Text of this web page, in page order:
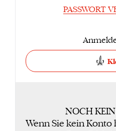
PASSWORT
NOCH
Wenn Sie kein Konto